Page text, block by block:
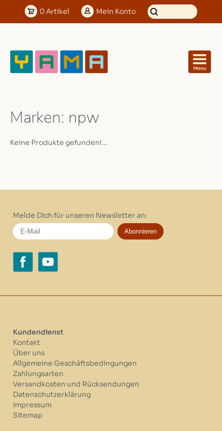
0Artikel Mein Konto
Marken: npw
Keine Produkte gefunden!...
Melde Dich für unseren Newsletter an:
Abonnieren
Kundendienst
Kontakt
Über uns
Allgemeine Geschäftsbedingungen
Zahlungsarten
Versandkosten und Rücksendungen
Datenschutzerklärung
Impressum
Sitemap